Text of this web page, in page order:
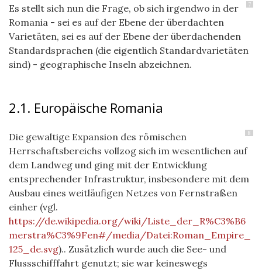
7
Es stellt sich nun die Frage, ob sich irgendwo in der
Romania - sei es auf der Ebene der überdachten
Varietäten, sei es auf der Ebene der überdachenden
Standardsprachen (die eigentlich Standardvarietäten
sind) - geographische Inseln abzeichnen.
2.1. Europäische Romania
8
Die gewaltige Expansion des römischen
Herrschaftsbereichs vollzog sich im wesentlichen auf
dem Landweg und ging mit der Entwicklung
entsprechender Infrastruktur, insbesondere mit dem
Ausbau eines weitläufigen Netzes von Fernstraßen
einher (vgl.
https://de.wikipedia.org/wiki/Liste_der_R%C3%B6
merstra%C3%9Fen#/media/Datei:Roman_Empire_
125_de.svg).. Zusätzlich wurde auch die See- und
Flussschifffahrt genutzt; sie war keineswegs